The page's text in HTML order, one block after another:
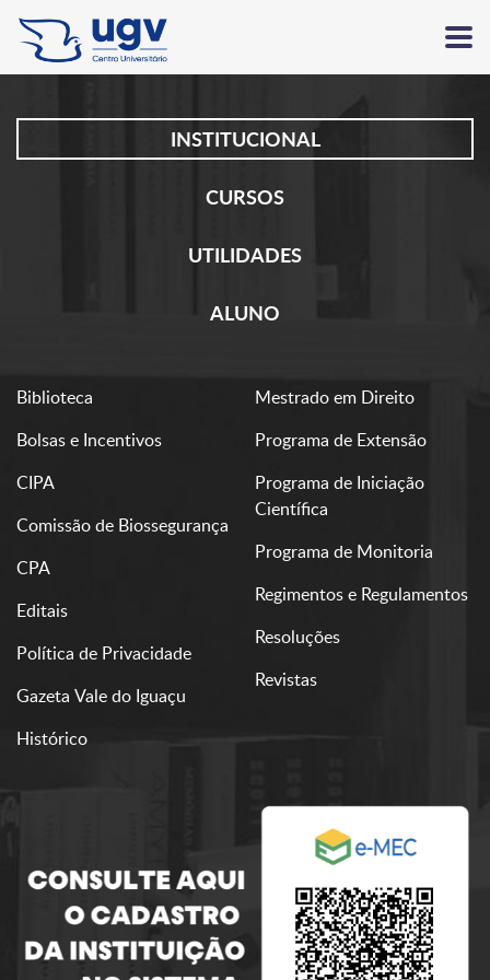
INSTITUCIONAL
CURSOS
UTILIDADES
ALUNO
Biblioteca
Bolsas e Incentivos
CIPA
Comissão de Biossegurança
CPA
Editais
Política de Privacidade
Gazeta Vale do Iguaçu
Histórico
Mestrado em Direito
Programa de Extensão
Programa de Iniciação
Científica
Programa de Monitoria
Regimentos e Regulamentos
Resoluções
Revistas